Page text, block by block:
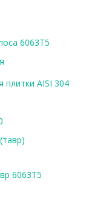
6063Т5
AISI 304
6063Т5